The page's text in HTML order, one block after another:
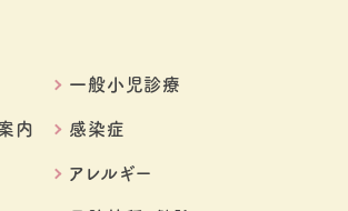
内
一般小児診療
感染症
アレルギー